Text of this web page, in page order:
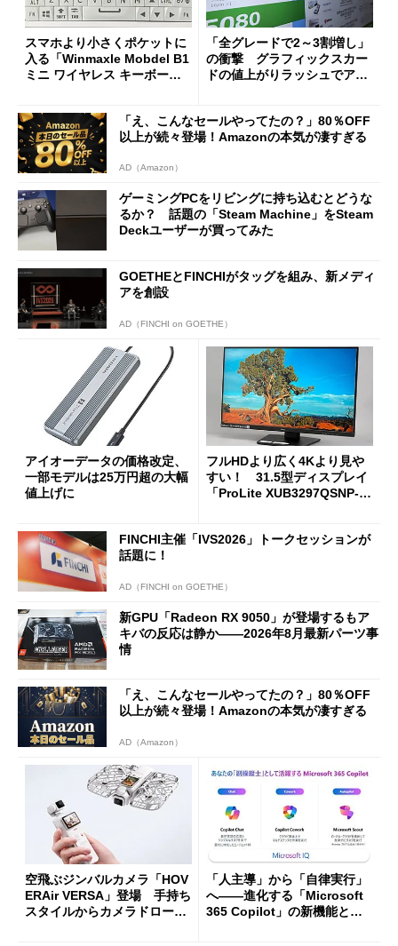
スマホより小さくポケットに
入る「Winmaxle Mobdel B1
ミニ ワイヤレス キーボー
「全グレードで2～3割増し」
の衝撃 グラフィックスカー
ドの値上がりラッシュでアキ
「え、こんなセールやってたの？」80％OFF
以上が続々登場！Amazonの本気が凄すぎる
AD（Amazon）
ゲーミングPCをリビングに持ち込むとどうな
るか？ 話題の「Steam Machine」をSteam
Deckユーザーが買ってみた
GOETHEとFINCHIがタッグを組み、新メディ
アを創設
AD（FINCHI on GOETHE）
アイオーデータの価格改定、
一部モデルは25万円超の大幅
値上げに
フルHDより広く4Kより見や
すい！ 31.5型ディスプレイ
「ProLite XUB3297QSNP-B
FINCHI主催「IVS2026」トークセッションが
話題に！
AD（FINCHI on GOETHE）
新GPU「Radeon RX 9050」が登場するもア
キバの反応は静か――2026年8月最新パーツ事
情
「え、こんなセールやってたの？」80％OFF
以上が続々登場！Amazonの本気が凄すぎる
AD（Amazon）
空飛ぶジンバルカメラ「HOV
ERAir VERSA」登場 手持ち
スタイルからカメラドローン
「人主導」から「自律実行」
へ――進化する「Microsoft
365 Copilot」の新機能とエ